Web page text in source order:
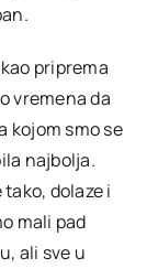
priprema
vremena da
kojom smo se
najbolja.
dolaze i
mali pad
ali sve u